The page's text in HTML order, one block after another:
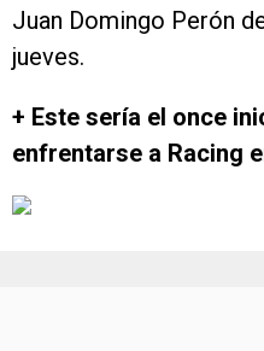
Juan Domingo Perón
jueves.
+ Este sería el once
enfrentarse a Racing